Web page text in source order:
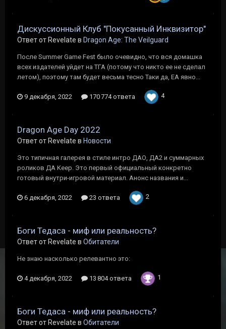
Дискуссионный Клуб "Покусанный Инквизитор"
Ответ от Revelate в Dragon Age: The Veilguard
После Summer Game Fest было очевидно, что вся домашка
всех издателей уйдет на ТГА (потому что никто ее не сделал
летом), поэтому там будет весьма тесно Таки да, ЕА явно...
9 декабря, 2022 170 774 ответа 4
Dragon Age Day 2022
Ответ от Revelate в Новости
Это типичная галерея в стиле интро ДАО, ДА2 и суммарных
роликов ДА Keep. Это первый официальный конкретно
готовый внутри-игровой материал. Анонс названия и...
6 декабря, 2022 23 ответа 2
Боги Тедаса - миф или реальность?
Ответ от Revelate в Обитатели
Не знаю насколько релевантно это:
4 декабря, 2022 13 804 ответа 1
Боги Тедаса - миф или реальность?
Ответ от Revelate в Обитатели